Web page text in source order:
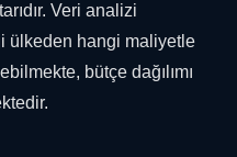
Veri analizi
ülkeden hangi maliyetle
bütçe dağılımı